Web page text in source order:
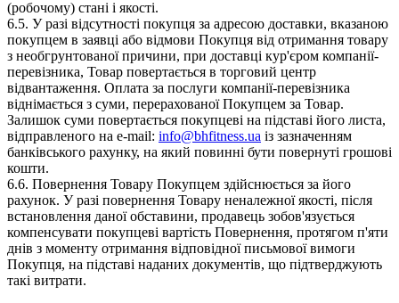
(робочому) стані і якості.
6.5. У разі відсутності покупця за адресою доставки, вказаною
покупцем в заявці або відмови Покупця від отримання товару
з необгрунтованої причини, при доставці кур'єром компанії-
перевізника, Товар повертається в торговий центр
відвантаження. Оплата за послуги компанії-перевізника
віднімається з суми, перерахованої Покупцем за Товар.
Залишок суми повертається покупцеві на підставі його листа,
відправленого на e-mail: info@bhfitness.ua із зазначенням
банківського рахунку, на який повинні бути повернуті грошові
кошти.
6.6. Повернення Товару Покупцем здійснюється за його
рахунок. У разі повернення Товару неналежної якості, після
встановлення даної обставини, продавець зобов'язується
компенсувати покупцеві вартість Повернення, протягом п'яти
днів з моменту отримання відповідної письмової вимоги
Покупця, на підставі наданих документів, що підтверджують
такі витрати.